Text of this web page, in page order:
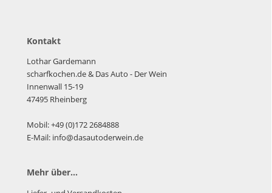
Kontakt
Lothar Gardemann
scharfkochen.de& Das Auto - Der Wein
Innenwall 15-19
47495 Rheinberg
Mobil: +49 (0)172 2684888
E-Mail: info@dasautoderwein.de
Mehr über...